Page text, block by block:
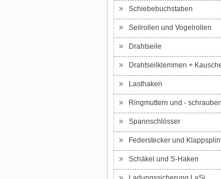
Schiebebuchstaben
Seilrollen und Vogelrollen
Drahtseile
Drahtseilklemmen +
Lasthaken
Ringmuttern und - schrauben
Spannschlösser
Federstecker und
Schäkel und S-Haken